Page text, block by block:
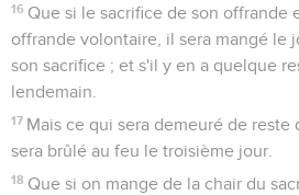
16 Que si le sacrifice de son offrande
offrande volontaire, il sera mangé le
son sacrifice ; et s'il y en a quelque
lendemain.
17 Mais ce qui sera demeuré de reste
sera brûlé au feu le troisième jour.
18 Que si on mange de la chair du